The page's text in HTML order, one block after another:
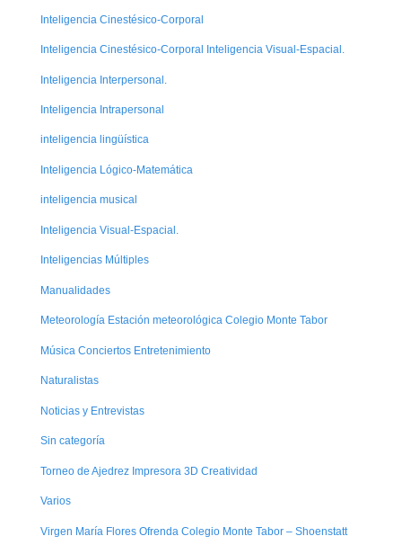
Inteligencia Cinestésico-Corporal
Inteligencia Cinestésico-Corporal Inteligencia Visual-Espacial.
Inteligencia Interpersonal.
Inteligencia Intrapersonal
inteligencia lingüística
Inteligencia Lógico-Matemática
inteligencia musical
Inteligencia Visual-Espacial.
Inteligencias Múltiples
Manualidades
Meteorología Estación meteorológica Colegio Monte Tabor
Música Conciertos Entretenimiento
Naturalistas
Noticias y Entrevistas
Sin categoría
Torneo de Ajedrez Impresora 3D Creatividad
Varios
Virgen María Flores Ofrenda Colegio Monte Tabor – Shoenstatt